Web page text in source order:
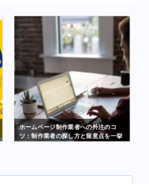
ホームページ制作業者への外注のコ
ツ：制作業者の探し方と留意点を一挙